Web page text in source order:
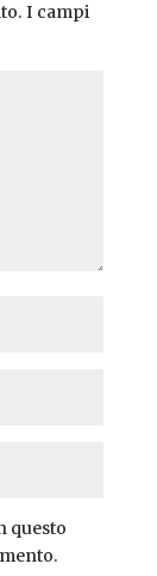
I campi
questo